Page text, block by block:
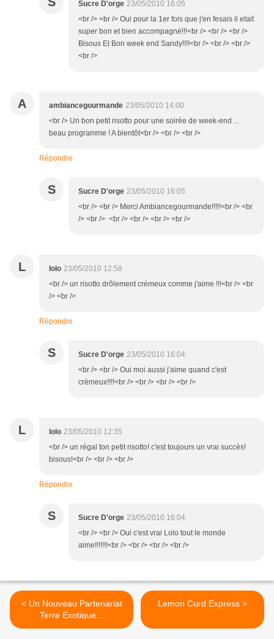
Sucre D'orge 23/05/2010 16:05
<br /> <br /> Oui pour la 1er fois que j'en fesais il etait
super bon et bien accompagné!!!<br /> <br /> <br />
Bisous Et Bon week end Sandy!!!!<br /> <br /> <br />
<br />
A ambiancegourmande 23/05/2010 14:00
<br /> Un bon petit risotto pour une soirée de week-end ...
beau programme ! A bientôt<br /> <br /> <br />
Répondre
S Sucre D'orge 23/05/2010 16:05
<br /> <br /> Merci Ambiancegourmande!!!!!<br /> <br
/> <br /> <br /> <br /> <br /> <br />
L lolo 23/05/2010 12:58
<br /> un risotto drôlement crémeux comme j'aime !!!<br /> <br
/> <br />
Répondre
S Sucre D'orge 23/05/2010 16:04
<br /> <br /> Oui moi aussi j'aime quand c'est
crèmeux!!!!<br /> <br /> <br /> <br />
L lolo 23/05/2010 12:35
<br /> un régal ton petit risotto! c'est toujours un vrai succès!
bisous!<br /> <br /> <br />
Répondre
S Sucre D'orge 23/05/2010 16:04
<br /> <br /> Oui c'est vrai Lolo tout le monde
aime!!!!!!!<br /> <br /> <br /> <br />
< Un Nouveau Partenariat
Terre Exotique...
Lemon Curd Express >